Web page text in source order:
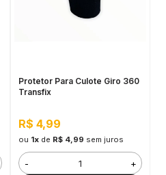
Protetor Para Culote Giro 360
Transfix
R$ 4,99
ou 1xde R$ 4,99 sem juros
- +